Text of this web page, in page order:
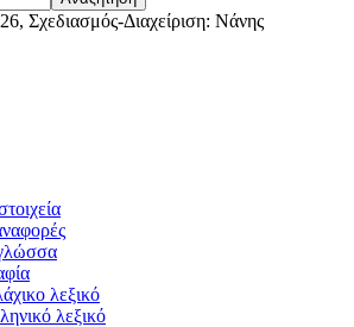
Σχεδιασμός-Διαχείριση: Νάνης
λεξικό
λεξικό